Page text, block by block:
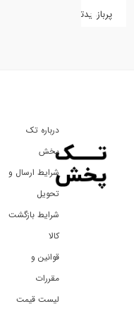
کفش
سفر
تفریح
پربازدیدترین
درباره تک
پخش
شرایط ارسال و
تحویل
شرایط بازگشت
کالا
قوانین و
مقررات
لیست قیمت